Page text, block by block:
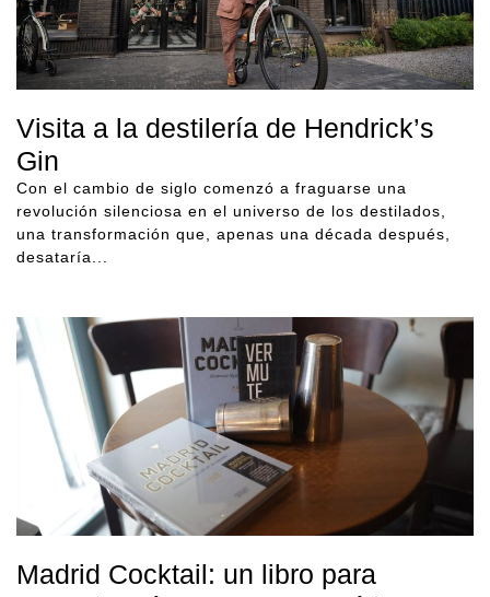
Visita a la destilería de Hendrick’s
Gin
Con el cambio de siglo comenzó a fraguarse una
revolución silenciosa en el universo de los destilados,
una transformación que, apenas una década después,
desataría...
Madrid Cocktail: un libro para